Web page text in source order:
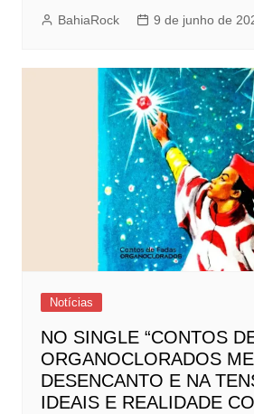
BahiaRock 9 de junho de
Notícias
NO SINGLE “CONTOS
ORGANOCLORADOS
DESENCANTO E NA
IDEAIS E REALIDADE